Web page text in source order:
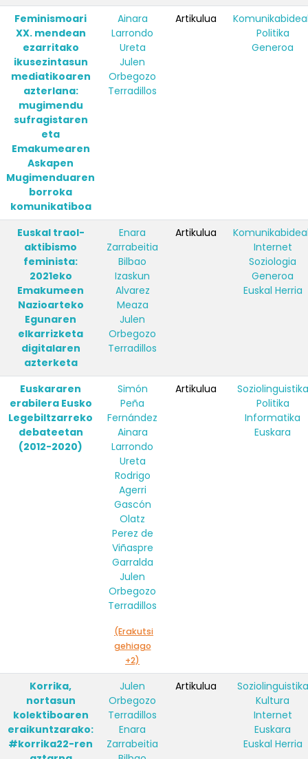
Feminismoari
XX. mendean
ezarritako
ikusezintasun
mediatikoaren
azterlana:
mugimendu
sufragistaren
eta
Emakumearen
Askapen
Mugimenduaren
borroka
komunikatiboa
Ainara
Larrondo
Ureta
Julen
Orbegozo
Terradillos
Artikulua
Politika
Generoa
Euskal traol-
aktibismo
feminista:
2021eko
Emakumeen
Nazioarteko
Egunaren
elkarrizketa
digitalaren
azterketa
Enara
Zarrabeitia
Bilbao
Izaskun
Alvarez
Meaza
Julen
Orbegozo
Terradillos
Artikulua
Internet
Soziologia
Generoa
Euskal Herria
Euskararen
erabilera Eusko
Legebiltzarreko
debateetan
(2012-2020)
Simón
Peña
Fernández
Ainara
Larrondo
Ureta
Rodrigo
Agerri
Gascón
Olatz
Perez de
Viñaspre
Garralda
Julen
Orbegozo
Terradillos
(Erakutsi
gehiago
+2)
Artikulua
Soziolinguistika
Politika
Informatika
Euskara
Korrika,
nortasun
kolektiboaren
eraikuntzarako:
#korrika22-ren
Julen
Orbegozo
Terradillos
Enara
Zarrabeitia
Artikulua
Soziolinguistika
Kultura
Internet
Euskara
Euskal Herria